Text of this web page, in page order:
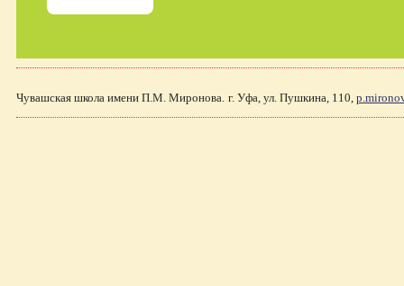
Чувашская школа имени П.М. Миронова. г. Уфа, ул. Пушкина, 110,